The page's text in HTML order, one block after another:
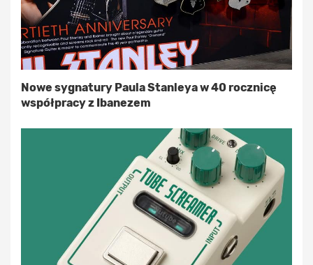
Nowe sygnatury Paula Stanleya w 40 rocznicę
współpracy z Ibanezem